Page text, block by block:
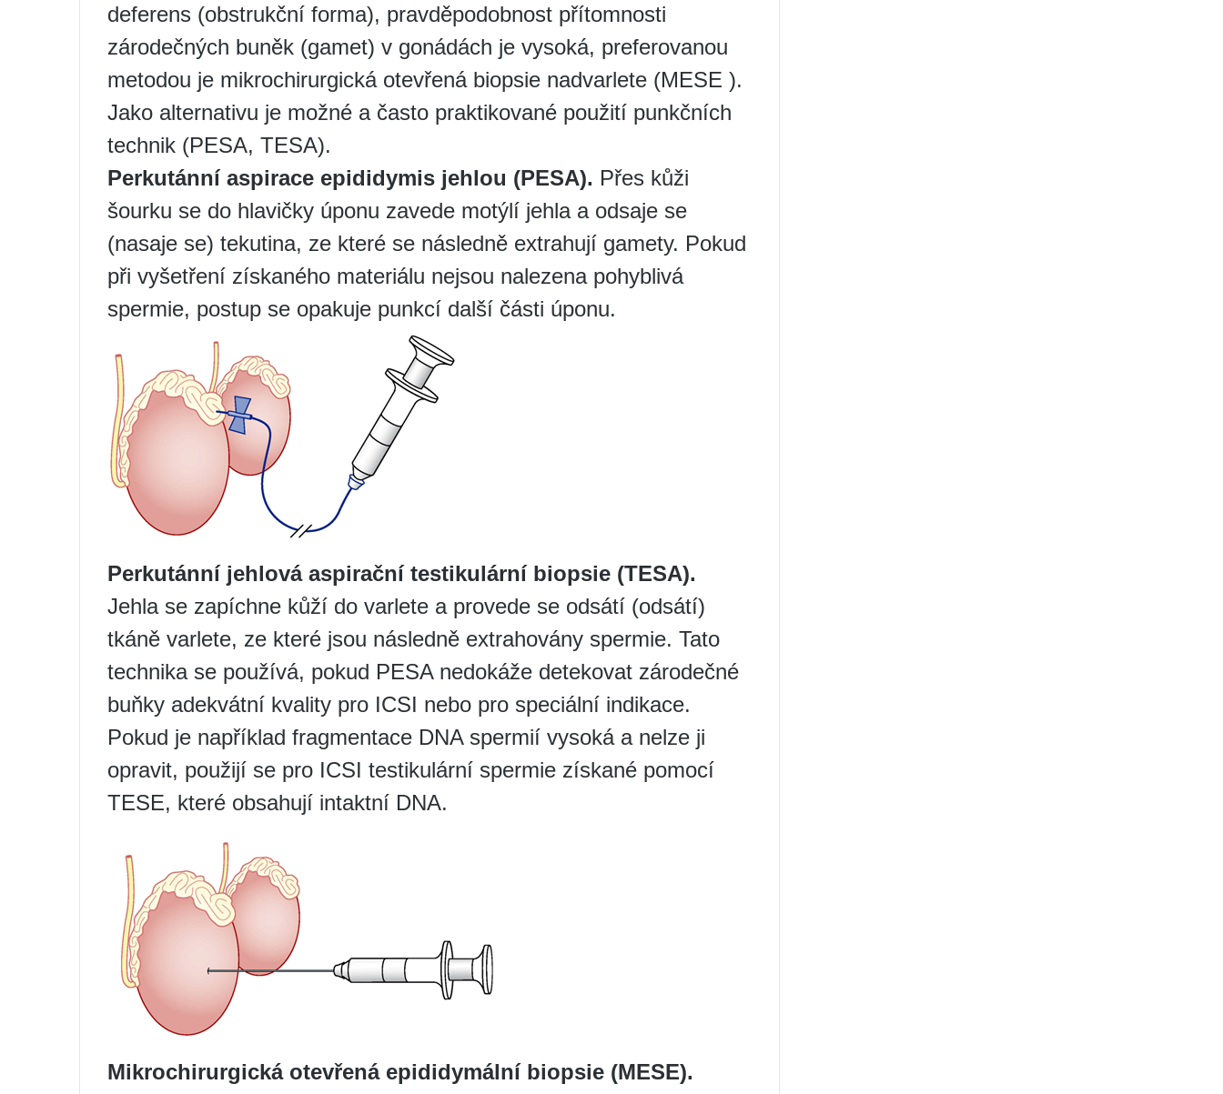
deferens (obstrukční forma), pravděpodobnost přítomnosti
zárodečných buněk (gamet) v gonádách je vysoká, preferovanou
metodou je mikrochirurgická otevřená biopsie nadvarlete (MESE ).
Jako alternativu je možné a často praktikované použití punkčních
technik (PESA, TESA).
Perkutánní aspirace epididymis jehlou (PESA). Přes kůži
šourku se do hlavičky úponu zavede motýlí jehla a odsaje se
(nasaje se) tekutina, ze které se následně extrahují gamety. Pokud
při vyšetření získaného materiálu nejsou nalezena pohyblivá
spermie, postup se opakuje punkcí další části úponu.
Perkutánní jehlová aspirační testikulární biopsie (TESA).
Jehla se zapíchne kůží do varlete a provede se odsátí (odsátí)
tkáně varlete, ze které jsou následně extrahovány spermie. Tato
technika se používá, pokud PESA nedokáže detekovat zárodečné
buňky adekvátní kvality pro ICSI nebo pro speciální indikace.
Pokud je například fragmentace DNA spermií vysoká a nelze ji
opravit, použijí se pro ICSI testikulární spermie získané pomocí
TESE, které obsahují intaktní DNA.
Mikrochirurgická otevřená epididymální biopsie (MESE).